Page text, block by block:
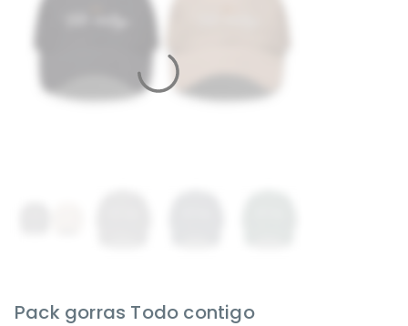
Pack gorras Todo contigo